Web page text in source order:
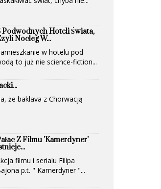
Podwodnych Hoteli Świata,
Nocleg W...
w hotelu pod
to już nie science-fiction...
że baklava z Chorwacją
Z Filmu 'Kamerdyner'
filmu i serialu Filipa
p.t. " Kamerdyner "...